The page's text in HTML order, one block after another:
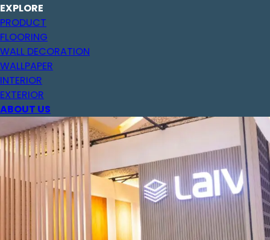
EXPLORE
PRODUCT
FLOORING
WALL DECORATION
WALLPAPER
INTERIOR
EXTERIOR
ABOUT US